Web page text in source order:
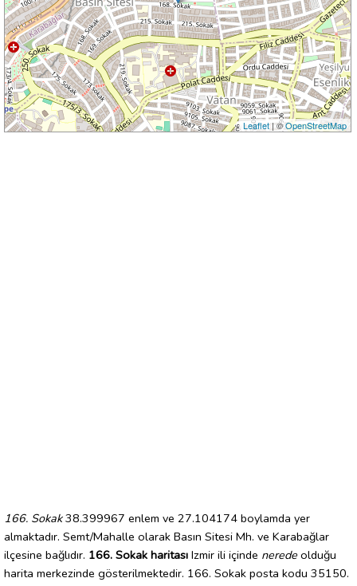
Leaflet| ©OpenStreetMap
166. Sokak38.399967 enlem ve 27.104174 boylamda yer
almaktadır. Semt/Mahalle olarak Basın Sitesi Mh. ve Karabağlar
ilçesine bağlıdır. 166. Sokak haritası Izmir ili içinde nerede olduğu
harita merkezinde gösterilmektedir. 166. Sokak posta kodu 35150.